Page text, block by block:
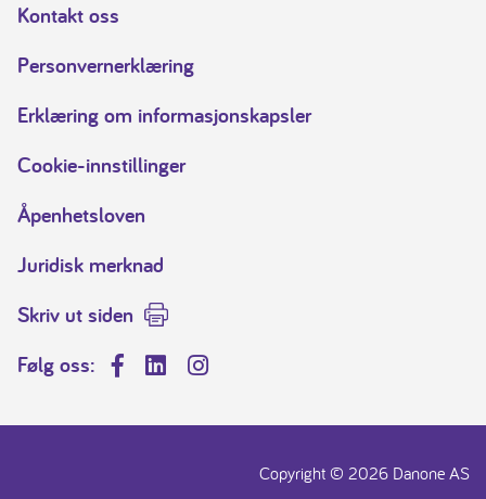
Kontakt oss
Personvernerklæring
Erklæring om informasjonskapsler
Cookie-innstillinger
Åpenhetsloven
Juridisk merknad
Skriv ut siden
Følg oss:
Facebook
LinkedInInstagram
Copyright © 2026 Danone AS